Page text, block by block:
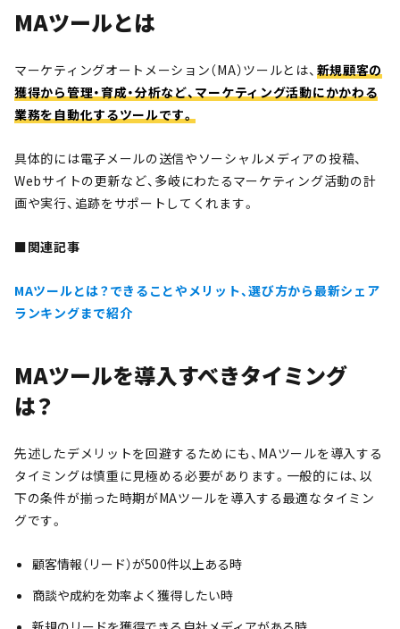
MAツールとは
マーケティングオートメーション（MA）ツールとは、 新規顧客の
獲得から管理・育成・分析など、マーケティング活動にかかわる
業務を自動化するツールです。
具体的には電子メールの送信やソーシャルメディアの投稿、
Webサイトの更新など、多岐にわたるマーケティング活動の計
画や実行、追跡をサポートしてくれます。
■関連記事
MAツールとは？できることやメリット、選び方から最新シェア
ランキングまで紹介
MAツールを導入すべきタイミング
は？
先述したデメリットを回避するためにも、MAツールを導入する
タイミングは慎重に見極める必要があります。一般的には、以
下の条件が揃った時期がMAツールを導入する最適なタイミン
グです。
顧客情報（リード）が500件以上ある時
商談や成約を効率よく獲得したい時